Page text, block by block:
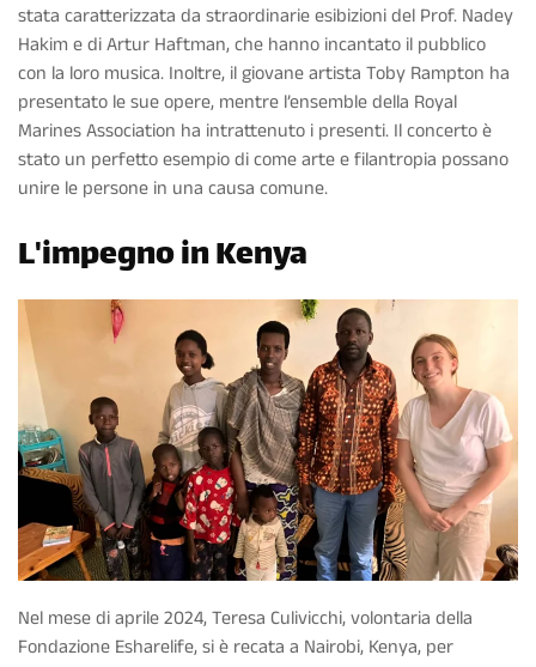
stata caratterizzata da straordinarie esibizioni del Prof. Nadey
Hakim e di Artur Haftman, che hanno incantato il pubblico
con la loro musica. Inoltre, il giovane artista Toby Rampton ha
presentato le sue opere, mentre l’ensemble della Royal
Marines Association ha intrattenuto i presenti. Il concerto è
stato un perfetto esempio di come arte e filantropia possano
unire le persone in una causa comune.
L'impegno in Kenya
Nel mese di aprile 2024, Teresa Culivicchi, volontaria della
Fondazione Esharelife, si è recata a Nairobi, Kenya, per